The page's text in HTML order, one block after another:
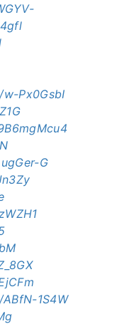
Px0GsbI
G
1S4W